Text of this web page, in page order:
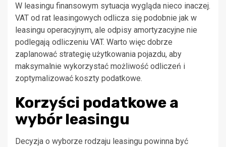
W leasingu finansowym sytuacja wygląda nieco inaczej.
VAT od rat leasingowych odlicza się podobnie jak w
leasingu operacyjnym, ale odpisy amortyzacyjne nie
podlegają odliczeniu VAT. Warto więc dobrze
zaplanować strategię użytkowania pojazdu, aby
maksymalnie wykorzystać możliwość odliczeń i
zoptymalizować koszty podatkowe.
Korzyści podatkowe a
wybór leasingu
Decyzja o wyborze rodzaju leasingu powinna być